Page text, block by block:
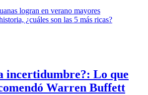
incertidumbre?: Lo que
Warren Buffett